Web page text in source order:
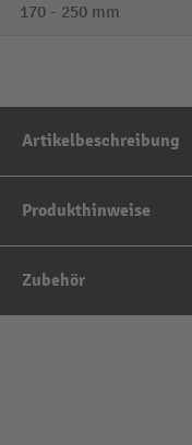
170 - 250 mm
Artikelbeschreibung
Produkthinweise
Zubehör